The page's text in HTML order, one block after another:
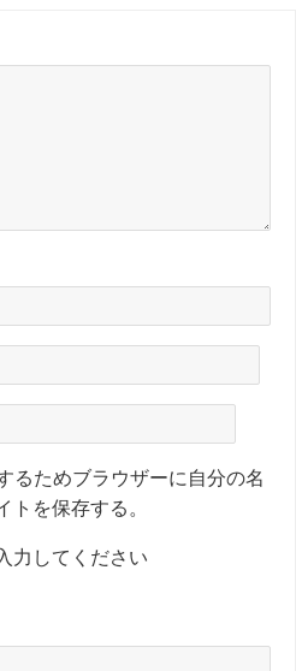
るためブラウザーに自分の名
トを保存する。
力してください